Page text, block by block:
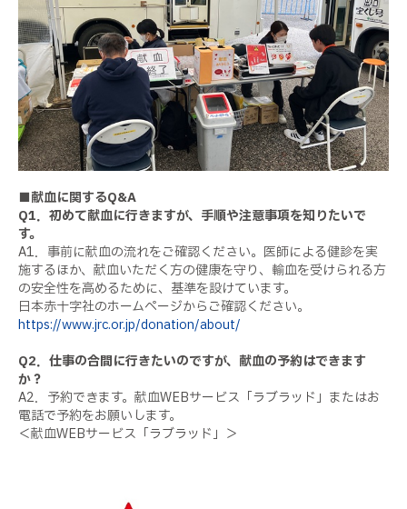
■献血に関するQ&A
Q1．初めて献血に行きますが、手順や注意事項を知りたいで
す。
A1．事前に献血の流れをご確認ください。医師による健診を実
施するほか、献血いただく方の健康を守り、輸血を受けられる方
の安全性を高めるために、基準を設けています。
日本赤十字社のホームページからご確認ください。
https://www.jrc.or.jp/donation/about/
Q2．仕事の合間に行きたいのですが、献血の予約はできます
か？
A2．予約できます。献血WEBサービス「ラブラッド」またはお
電話で予約をお願いします。
＜献血WEBサービス「ラブラッド」＞